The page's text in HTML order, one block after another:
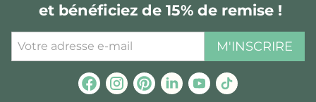
et bénéficiez de 15% de remise !
M'INSCRIRE